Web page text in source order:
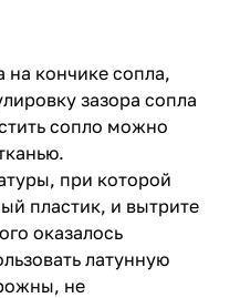
на кончике сопла,
зазора сопла
сопло можно
при которой
пластик, и вытрите
оказалось
латунную
не